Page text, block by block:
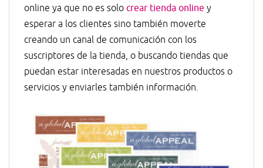
online ya que no es solo crear tienda online y
esperar a los clientes sino también moverte
creando un canal de comunicación con los
suscriptores de la tienda, o buscando tiendas que
puedan estar interesadas en nuestros productos o
servicios y enviarles también información.